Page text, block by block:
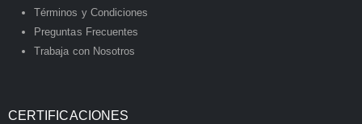
Términos y Condiciones
Preguntas Frecuentes
Trabaja con Nosotros
CERTIFICACIONES